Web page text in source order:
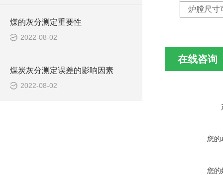
煤的灰分测定重要性
2022-08-02
煤炭灰分测定误差的影响因素
2022-08-02
炉膛尺寸
在线咨询
您的
您的